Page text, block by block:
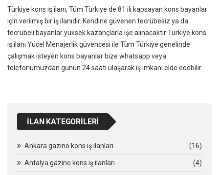
Türkiye kons iş ilanı, Tüm Türkiye de 81 ili kapsayan kons bayanlar
için verilmiş bir iş ilanıdır. Kendine güvenen tecrübesiz ya da
tecrübeli bayanlar yüksek kazançlarla işe alınacaktır Türkiye kons
iş ilanı Yücel Menajerlik güvencesi ile Tüm Türkiye genelinde
çalışmak isteyen kons bayanlar bize whatsapp veya
telefonumuzdan günün 24 saati ulaşarak iş imkanı elde edebilir.
İLAN KATEGORILERI
Ankara gazino kons iş ilanları (16)
Antalya gazino kons iş ilanları (4)